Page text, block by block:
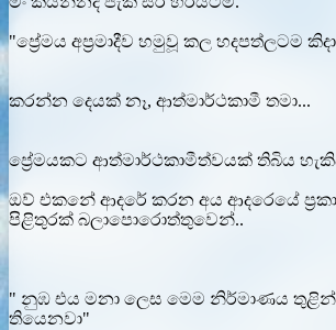
"ප්‍රේමය අප්‍රමාදීව හමුවූ කල හදපත්ලටම
කරන්න දෙයක් නෑ, ආත්මාර්ථකාමී තමා...
ප්‍රේමයකට ආත්මාර්ථකාමීත්වයක් තිබිය
ඔව් එකනේ ආදරේ කරන අය ආදරෙයේ
පිළිතුරක් බලාපොරොත්තුවෙන්..
" නුඹ එය මනා ලෙස මෙම නිර්මාණය
තියෙනවා"